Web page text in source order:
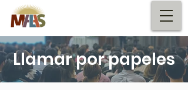
Llamar por papeles